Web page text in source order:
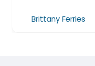
Brittany Ferries